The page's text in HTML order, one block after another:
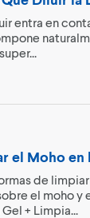
entra en
el Moho en
de
el moho y
+ Limpia...